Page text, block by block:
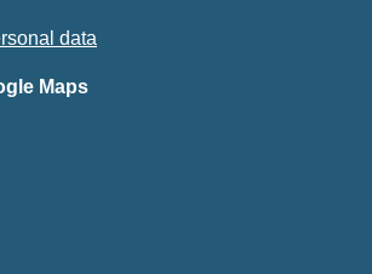
data
Maps